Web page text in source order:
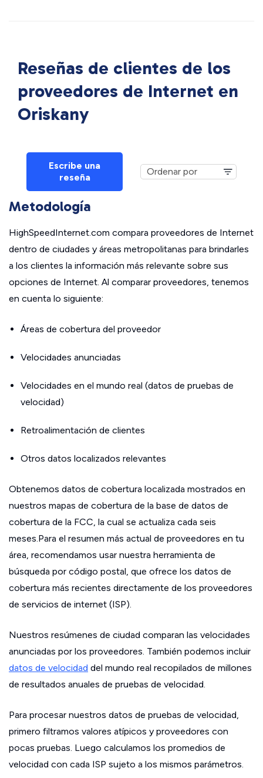
Reseñas de clientes de los
proveedores de Internet en
Oriskany
Escribe una
reseña
Metodología
HighSpeedInternet.com compara proveedores de Internet
dentro de ciudades y áreas metropolitanas para brindarles
a los clientes la información más relevante sobre sus
opciones de Internet. Al comparar proveedores, tenemos
en cuenta lo siguiente:
Áreas de cobertura del proveedor
Velocidades anunciadas
Velocidades en el mundo real (datos de pruebas de
velocidad)
Retroalimentación de clientes
Otros datos localizados relevantes
Obtenemos datos de cobertura localizada mostrados en
nuestros mapas de cobertura de la base de datos de
cobertura de la FCC, la cual se actualiza cada seis
meses.Para el resumen más actual de proveedores en tu
área, recomendamos usar nuestra herramienta de
búsqueda por código postal, que ofrece los datos de
cobertura más recientes directamente de los proveedores
de servicios de internet (ISP).
Nuestros resúmenes de ciudad comparan las velocidades
anunciadas por los proveedores. También podemos incluir
datos de velocidad del mundo real recopilados de millones
de resultados anuales de pruebas de velocidad.
Para procesar nuestros datos de pruebas de velocidad,
primero filtramos valores atípicos y proveedores con
pocas pruebas. Luego calculamos los promedios de
velocidad con cada ISP sujeto a los mismos parámetros.